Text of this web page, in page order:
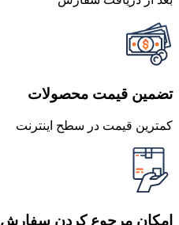
تضمین قیمت محصولات
کمترین قیمت در سطح اینترنت
امکان مرجوع کردن سفارش